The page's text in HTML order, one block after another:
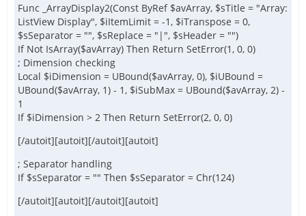
Func _ArrayDisplay2(Const ByRef $avArray, $sTitle = "Array:
ListView Display", $iItemLimit = -1, $iTranspose = 0,
$sSeparator = "", $sReplace = "|", $sHeader = "")
If Not IsArray($avArray) Then Return SetError(1, 0, 0)
; Dimension checking
Local $iDimension = UBound($avArray, 0), $iUBound =
UBound($avArray, 1) - 1, $iSubMax = UBound($avArray, 2) -
1
If $iDimension > 2 Then Return SetError(2, 0, 0)
[/autoit][autoit][/autoit][autoit]
; Separator handling
If $sSeparator = "" Then $sSeparator = Chr(124)
[/autoit][autoit][/autoit][autoit]